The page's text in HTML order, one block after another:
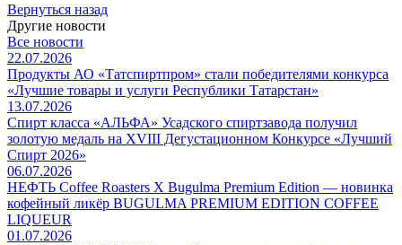
Вернуться назад
Другие новости
Все новости
22.07.2026
Продукты АО «Татспиртпром» стали победителями конкурса
«Лучшие товары и услуги Республики Татарстан»
13.07.2026
Спирт класса «АЛЬФА» Усадского спиртзавода получил
золотую медаль на XVIII Дегустационном Конкурсе «Лучший
Спирт 2026»
06.07.2026
НЕФТЬ Coffee Roasters Х Bugulma Premium Edition — новинка
кофейный ликёр BUGULMA PREMIUM EDITION COFFEE
LIQUEUR
01.07.2026